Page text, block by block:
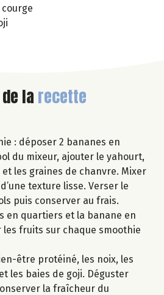
courge
de la recette
: déposer 2 bananes en
du mixeur, ajouter le yahourt,
et les graines de chanvre. Mixer
texture lisse. Verser le
puis conserver au frais.
en quartiers et la banane en
les fruits sur chaque smoothie
être protéiné, les noix, les
les baies de goji. Déguster
la fraîcheur du